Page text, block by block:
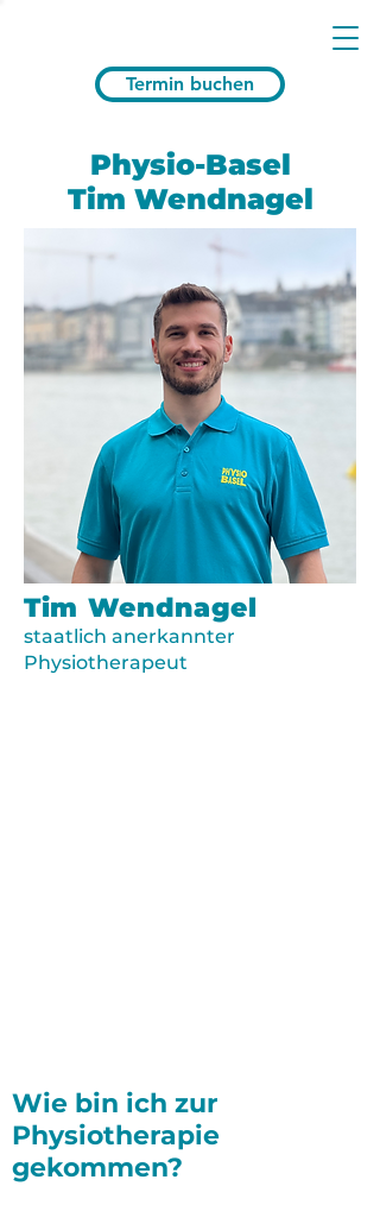
Termin buchen
Physio-Basel
Tim Wendnagel
Tim Wendnagel
staatlich anerkannter
Physiotherapeut
Wie bin ich zur
Physiotherapie
gekommen?